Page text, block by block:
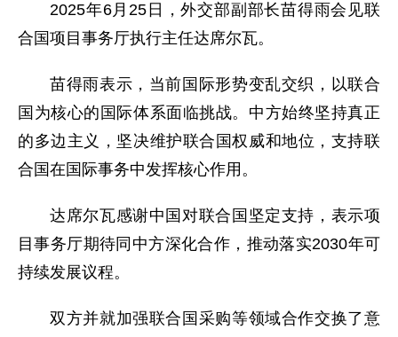
2025年6月25日，外交部副部长苗得雨会见联
合国项目事务厅执行主任达席尔瓦。
苗得雨表示，当前国际形势变乱交织，以联合
国为核心的国际体系面临挑战。中方始终坚持真正
的多边主义，坚决维护联合国权威和地位，支持联
合国在国际事务中发挥核心作用。
达席尔瓦感谢中国对联合国坚定支持，表示项
目事务厅期待同中方深化合作，推动落实2030年可
持续发展议程。
双方并就加强联合国采购等领域合作交换了意